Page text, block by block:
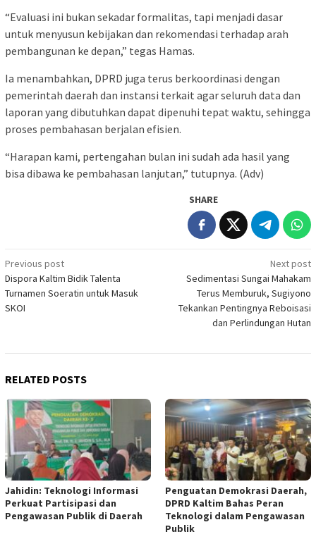
“Evaluasi ini bukan sekadar formalitas, tapi menjadi dasar
untuk menyusun kebijakan dan rekomendasi terhadap arah
pembangunan ke depan,” tegas Hamas.
Ia menambahkan, DPRD juga terus berkoordinasi dengan
pemerintah daerah dan instansi terkait agar seluruh data dan
laporan yang dibutuhkan dapat dipenuhi tepat waktu, sehingga
proses pembahasan berjalan efisien.
“Harapan kami, pertengahan bulan ini sudah ada hasil yang
bisa dibawa ke pembahasan lanjutan,” tutupnya. (Adv)
SHARE
Post
navigation
Previous post
Dispora Kaltim Bidik Talenta
Turnamen Soeratin untuk Masuk
SKOI
Next post
Sedimentasi Sungai Mahakam
Terus Memburuk, Sugiyono
Tekankan Pentingnya Reboisasi
dan Perlindungan Hutan
RELATED POSTS
Jahidin: Teknologi Informasi
Perkuat Partisipasi dan
Pengawasan Publik di Daerah
Penguatan Demokrasi Daerah,
DPRD Kaltim Bahas Peran
Teknologi dalam Pengawasan
Publik